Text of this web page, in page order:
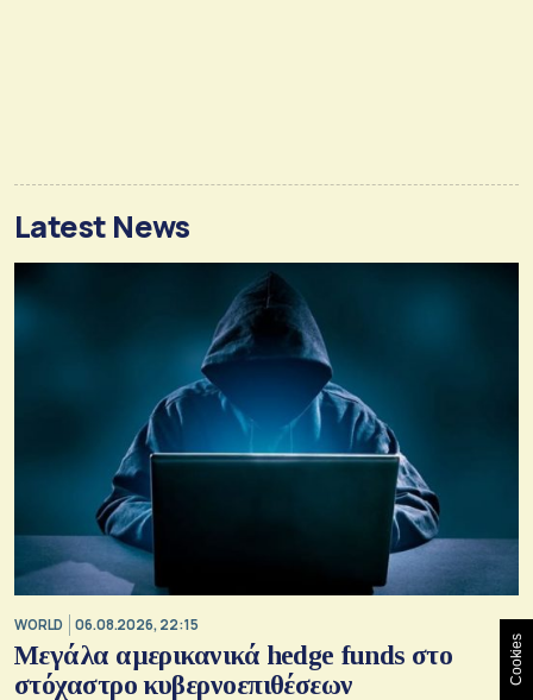
Latest News
WORLD 06.08.2026, 22:15
Μεγάλα αμερικανικά hedge funds στο
στόχαστρο κυβερνοεπιθέσεων
Cookies